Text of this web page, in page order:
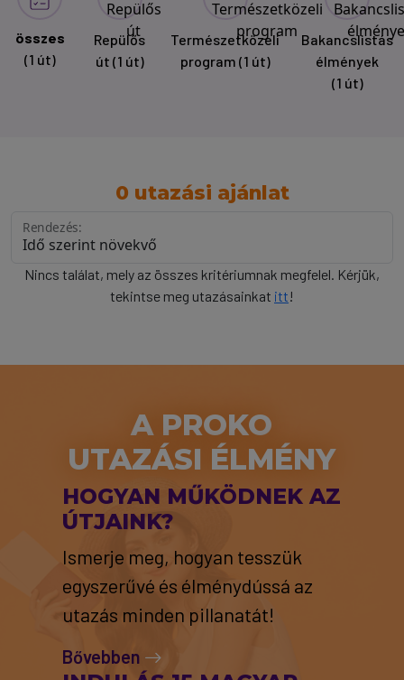
összes
(1 út)
Repülős
út (1 út)
Természetközeli
program (1 út)
Bakancslistás
élmények
(1 út)
0 utazási ajánlat
Rendezés:
Nincs találat, mely az összes kritériumnak megfelel. Kérjük,
tekintse meg utazásainkat itt!
A PROKO
UTAZÁSI ÉLMÉNY
HOGYAN MŰKÖDNEK AZ
ÚTJAINK?
Ismerje meg, hogyan tesszük
egyszerűvé és élménydússá az
utazás minden pillanatát!
Bővebben